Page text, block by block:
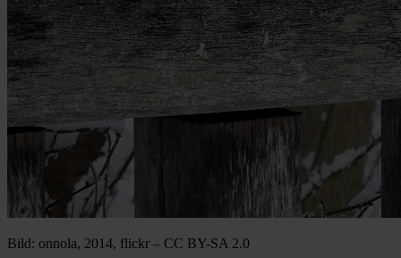
Bild: onnola, 2014, flickr – CC BY-SA 2.0